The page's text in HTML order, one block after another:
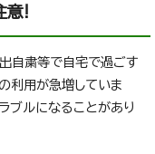
意!
自粛等で自宅で過ごす
利用が急増していま
ブルになることがあり